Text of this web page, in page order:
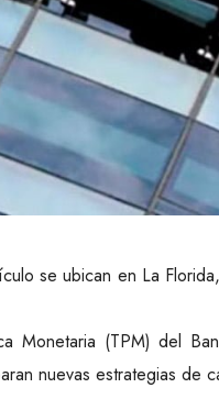
se ubican en La
Monetaria (TPM) del
nuevas estrategias de